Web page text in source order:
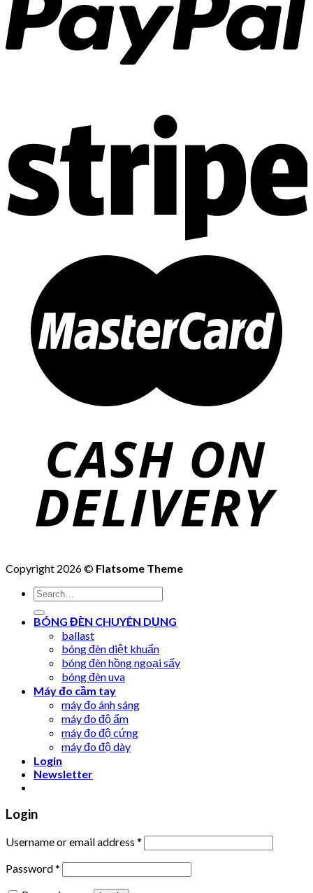
Copyright 2026 © Flatsome Theme
Search
for:
BÓNG ĐÈN CHUYÊN DỤNG
ballast
bóng đèn diệt khuẩn
bóng đèn hồng ngoại sấy
bóng đèn uva
Máy đo cầm tay
máy đo ánh sáng
máy đo độ ẩm
máy đo độ cứng
máy đo độ dày
Login
Newsletter
Login
Username or email address *
Password*